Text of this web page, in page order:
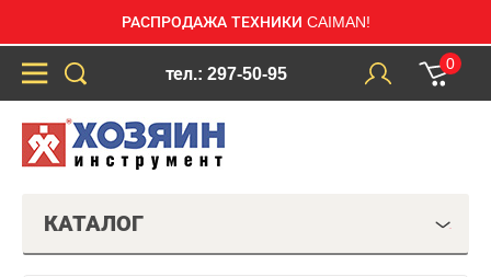
РАСПРОДАЖА ТЕХНИКИ CAIMAN!
тел.: 297-50-95
0
КАТАЛОГ